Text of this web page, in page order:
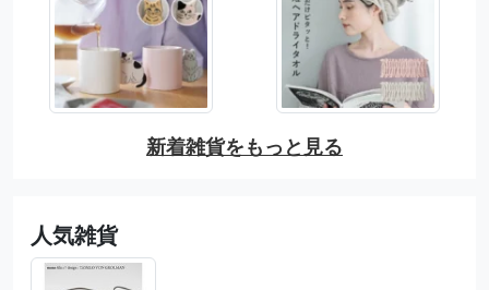
新着雑貨をもっと見る
人気雑貨